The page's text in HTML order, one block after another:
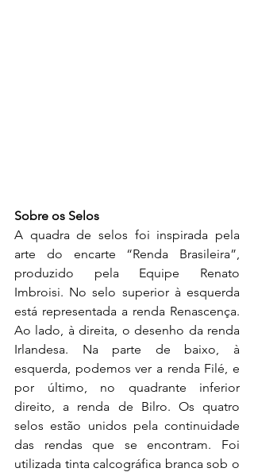
Sobre os Selos
A quadra de selos foi inspirada pela
arte do encarte “Renda Brasileira”,
produzido pela Equipe Renato
Imbroisi. No selo superior à esquerda
está representada a renda Renascença.
Ao lado, à direita, o desenho da renda
Irlandesa. Na parte de baixo, à
esquerda, podemos ver a renda Filé, e
por último, no quadrante inferior
direito, a renda de Bilro. Os quatro
selos estão unidos pela continuidade
das rendas que se encontram. Foi
utilizada tinta calcográfica branca sob o